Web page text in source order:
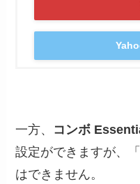
一方、 コンボ
設定ができますが、
はできません。